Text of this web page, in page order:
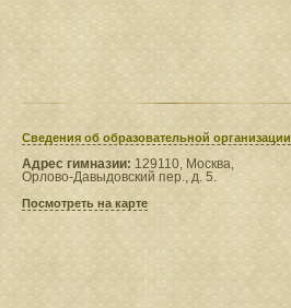
Сведения​ об образовательной организации
Адрес гимназии: 129110, Москва,
Орлово-Давыдовский пер., д. 5.
Посмотреть на карте